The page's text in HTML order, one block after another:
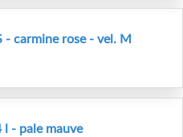
- carmine rose - vel. M
- pale mauve